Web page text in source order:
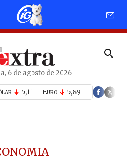
6 de agosto de 2026
5,11 Euro 5,89